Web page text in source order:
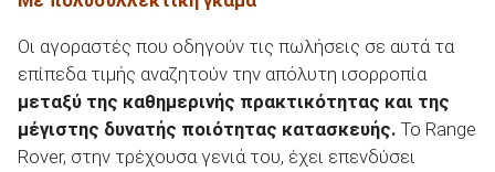
Οι αγοραστές που οδηγούν τις πωλήσεις σε αυτά τα
επίπεδα τιμής αναζητούν την απόλυτη ισορροπία
μεταξύ της καθημερινής πρακτικότητας και της
μέγιστης δυνατής ποιότητας κατασκευής. Το Range
Rover, στην τρέχουσα γενιά του, έχει επενδύσει